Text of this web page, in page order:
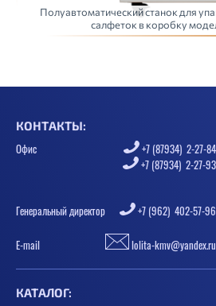
Полуавтоматический станок для
салфеток в коробку
КОНТАКТЫ:
Офис
+7 (87934) 2-27-84
+7 (87934) 2-27-93
Генеральный директор +7 (962) 402-57-96
E-mail lolita-kmv@yandex.ru
КАТАЛОГ: